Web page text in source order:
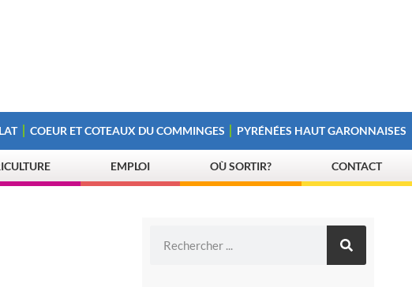
COEUR ET COTEAUX DU COMMINGES PYRÉNÉES HAUT GARONNAISES
EMPLOI OÙ SORTIR? CONTACT